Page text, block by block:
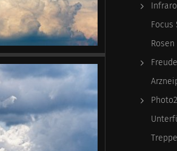
Focus
Rosen